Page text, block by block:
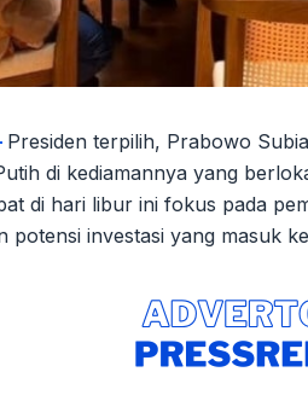
Presiden terpilih, Prabowo
di kediamannya yang
di hari libur ini fokus pada
potensi investasi yang masuk